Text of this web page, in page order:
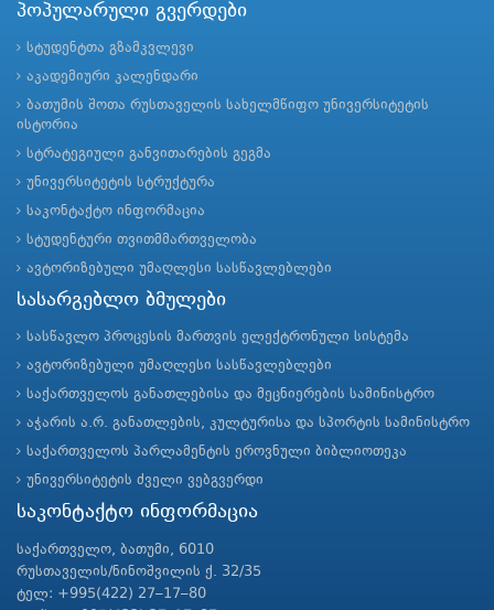
პოპულარული გვერდები
სტუდენტთა გზამკვლევი
აკადემიური კალენდარი
ბათუმის შოთა რუსთაველის სახელმწიფო უნივერსიტეტის
ისტორია
სტრატეგიული განვითარების გეგმა
უნივერსიტეტის სტრუქტურა
საკონტაქტო ინფორმაცია
სტუდენტური თვითმმართველობა
ავტორიზებული უმაღლესი სასწავლებლები
სასარგებლო ბმულები
სასწავლო პროცესის მართვის ელექტრონული სისტემა
ავტორიზებული უმაღლესი სასწავლებლები
საქართველოს განათლებისა და მეცნიერების სამინისტრო
აჭარის ა.რ. განათლების, კულტურისა და სპორტის სამინისტრო
საქართველოს პარლამენტის ეროვნული ბიბლიოთეკა
უნივერსიტეტის ძველი ვებგვერდი
საკონტაქტო ინფორმაცია
საქართველო, ბათუმი, 6010
რუსთაველის/ნინოშვილის ქ. 32/35
ტელ: +995(422) 27–17–80